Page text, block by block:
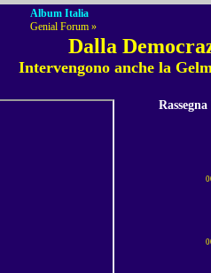
Album Italia
Genial Forum »
Dalla
Intervengono anche la